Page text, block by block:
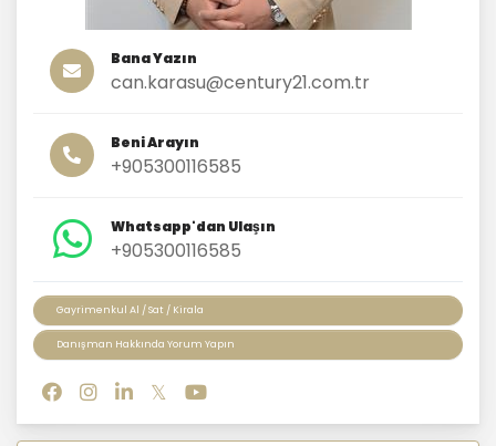
Bana Yazın
can.karasu@century21.com.tr
Beni Arayın
+905300116585
Whatsapp'dan Ulaşın
+905300116585
Gayrimenkul Al / Sat / Kirala
Danışman Hakkında Yorum Yapın